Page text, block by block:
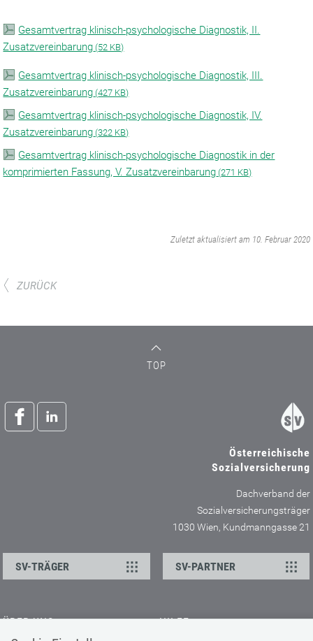
Gesamtvertrag klinisch-psychologische Diagnostik, II.
Zusatzvereinbarung (52 KB)
Gesamtvertrag klinisch-psychologische Diagnostik, III.
Zusatzvereinbarung (427 KB)
Gesamtvertrag klinisch-psychologische Diagnostik, IV.
Zusatzvereinbarung (322 KB)
Gesamtvertrag klinisch-psychologische Diagnostik in der
komprimierten Fassung, V. Zusatzvereinbarung (271 KB)
Zuletzt aktualisiert am 10. Februar 2020
ZURÜCK
TOP
Österreichische
Sozialversicherung
Dachverband der
Sozialversicherungsträger
1030 Wien, Kundmanngasse 21
SV-TRÄGER SV-PARTNER
ÜBER UNS HILFE